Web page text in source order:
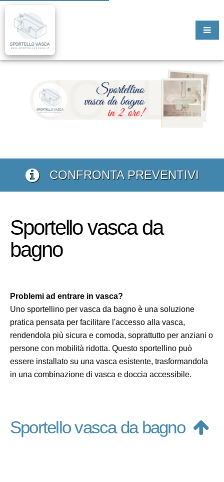
CONFRONTA PREVENTIVI
Sportello vasca da
bagno
Problemi ad entrare in vasca?
Uno sportellino per vasca da bagno è una soluzione
pratica pensata per facilitare l'accesso alla vasca,
rendendola più sicura e comoda, soprattutto per anziani o
persone con mobilità ridotta. Questo sportellino può
essere installato su una vasca esistente, trasformandola
in una combinazione di vasca e doccia accessibile.
Sportello vasca da bagno